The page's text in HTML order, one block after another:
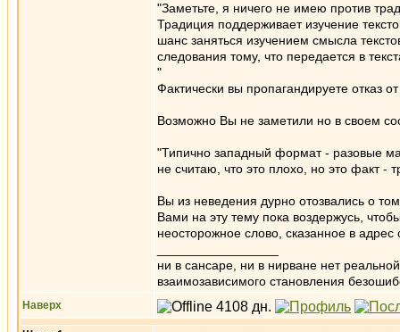
"Заметьте, я ничего не имею против
Традиция поддерживает изучение
шанс заняться изучением смысла
следования тому, что передается в
"
Фактически вы пропагандируете отказ
Возможно Вы не заметили но в своем
"Типично западный формат - разовые
не считаю, что это плохо, но это факт -
Вы из неведения дурно отозвались о
Вами на эту тему пока воздержусь,
неосторожное слово, сказанное в
ни в сансаре, ни в нирване нет
взаимозависимого становления
Наверх